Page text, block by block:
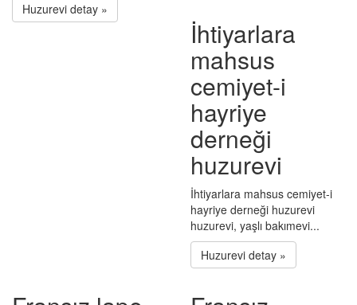
Huzurevi detay »
İhtiyarlara
mahsus
cemiyet-i
hayriye
derneği
huzurevi
İhtiyarlara mahsus cemiyet-i
hayriye derneği huzurevi
huzurevi, yaşlı bakımevi...
Huzurevi detay »